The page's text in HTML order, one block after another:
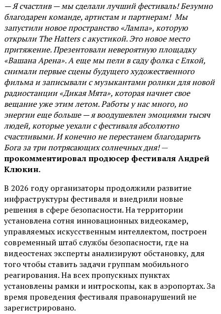
— Я счастлив — мы сделали лучший фестиваль! Безумно
благодарен команде, артистам и партнерам! Мы
запустили новое пространство «Лампа», которую
открыли The Hatters с акустикой. Это новое место
притяжение. Презентовали невероятную площадку
«Вашана Арена». А еще мы пели в саду фолка с Елкой,
снимали первые сцены будущего художественного
фильма и записывали с музыкантами ролики для новой
радиостанции «Дикая Мята», которая начнет свое
вещание уже этим летом. Работы у нас много, но
энергии еще больше — я воодушевлен эмоциями тысяч
людей, которые уехали с фестиваля абсолютно
счастливыми. И конечно не перестанем благодарить
Бога за три потрясающих солнечных дня!—
прокомментировал продюсер фестиваля Андрей
Клюкин.
В 2026 году организаторы продолжили развитие
инфраструктуры фестиваля и внедрили новые
решения в сфере безопасности. На территории
установлена сотня инновационных видеокамер,
управляемых искусственным интеллектом, построен
современный штаб службы безопасности, где на
видеостенах эксперты анализируют обстановку, для
того чтобы ставить задачи группам мобильного
реагирования. На всех пропускных пунктах
установлены рамки и интроскопы, как в аэропортах. За
время проведения фестиваля правонарушений не
зарегистрировано.